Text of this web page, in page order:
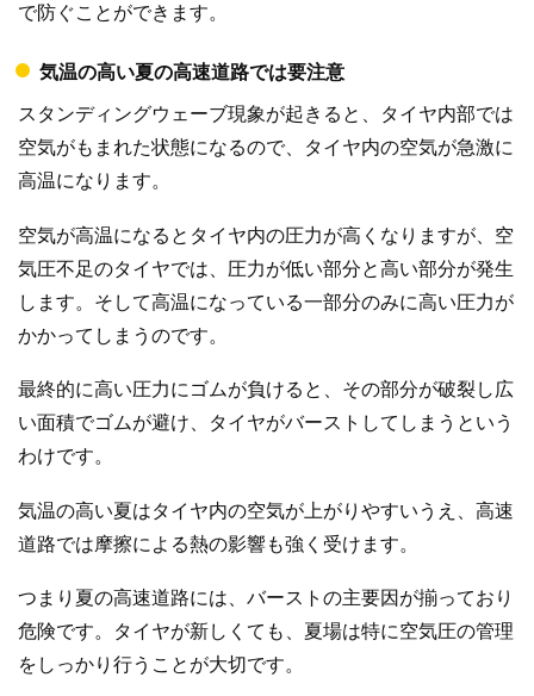
で防ぐことができます。
気温の高い夏の高速道路では要注意
スタンディングウェーブ現象が起きると、タイヤ内部では
空気がもまれた状態になるので、タイヤ内の空気が急激に
高温になります。
空気が高温になるとタイヤ内の圧力が高くなりますが、空
気圧不足のタイヤでは、圧力が低い部分と高い部分が発生
します。そして高温になっている一部分のみに高い圧力が
かかってしまうのです。
最終的に高い圧力にゴムが負けると、その部分が破裂し広
い面積でゴムが避け、タイヤがバーストしてしまうという
わけです。
気温の高い夏はタイヤ内の空気が上がりやすいうえ、高速
道路では摩擦による熱の影響も強く受けます。
つまり夏の高速道路には、バーストの主要因が揃っており
危険です。タイヤが新しくても、夏場は特に空気圧の管理
をしっかり行うことが大切です。